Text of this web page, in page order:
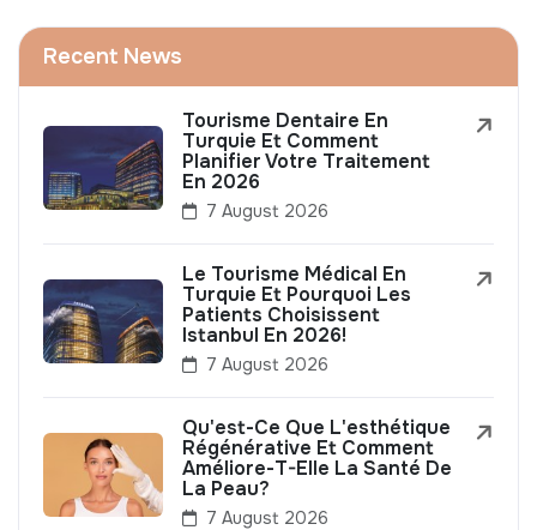
Recent News
Tourisme Dentaire En
Turquie Et Comment
Planifier Votre Traitement
En 2026
7 August 2026
Le Tourisme Médical En
Turquie Et Pourquoi Les
Patients Choisissent
Istanbul En 2026!
7 August 2026
Qu'est-Ce Que L'esthétique
Régénérative Et Comment
Améliore-T-Elle La Santé De
La Peau?
7 August 2026